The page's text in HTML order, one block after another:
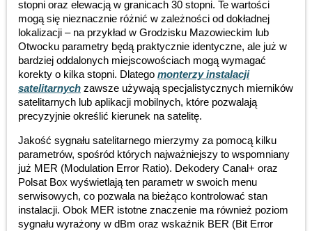
stopni oraz elewacją w granicach 30 stopni. Te wartości
mogą się nieznacznie różnić w zależności od dokładnej
lokalizacji – na przykład w Grodzisku Mazowieckim lub
Otwocku parametry będą praktycznie identyczne, ale już w
bardziej oddalonych miejscowościach mogą wymagać
korekty o kilka stopni. Dlatego monterzy instalacji
satelitarnych zawsze używają specjalistycznych mierników
satelitarnych lub aplikacji mobilnych, które pozwalają
precyzyjnie określić kierunek na satelitę.
Jakość sygnału satelitarnego mierzymy za pomocą kilku
parametrów, spośród których najważniejszy to wspomniany
już MER (Modulation Error Ratio). Dekodery Canal+ oraz
Polsat Box wyświetlają ten parametr w swoich menu
serwisowych, co pozwala na bieżąco kontrolować stan
instalacji. Obok MER istotne znaczenie ma również poziom
sygnału wyrażony w dBm oraz wskaźnik BER (Bit Error